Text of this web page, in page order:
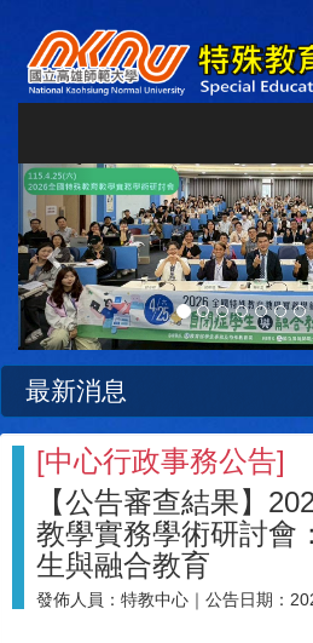
Previous
最新消息
[中心行政事務公告]
【公告審查結果】
教學實務學術研討會
生與融合教育
發佈人員： 特教中心 ｜公告日期：